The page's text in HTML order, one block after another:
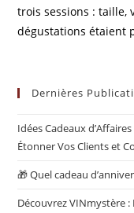
trois sessions : taille,
dégustations étaient
Dernières
Idées Cadeaux
Étonner Vos Clients et
🎁 Quel cadeau
Découvrez VINmystère